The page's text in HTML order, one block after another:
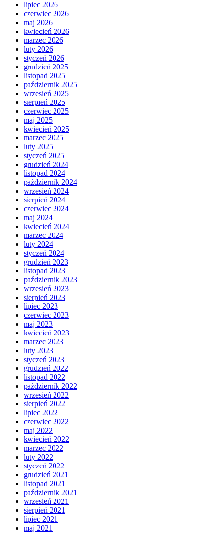
lipiec 2026
czerwiec 2026
maj 2026
kwiecień 2026
marzec 2026
luty 2026
styczeń 2026
grudzień 2025
listopad 2025
październik 2025
wrzesień 2025
sierpień 2025
czerwiec 2025
maj 2025
kwiecień 2025
marzec 2025
luty 2025
styczeń 2025
grudzień 2024
listopad 2024
październik 2024
wrzesień 2024
sierpień 2024
czerwiec 2024
maj 2024
kwiecień 2024
marzec 2024
luty 2024
styczeń 2024
grudzień 2023
listopad 2023
październik 2023
wrzesień 2023
sierpień 2023
lipiec 2023
czerwiec 2023
maj 2023
kwiecień 2023
marzec 2023
luty 2023
styczeń 2023
grudzień 2022
listopad 2022
październik 2022
wrzesień 2022
sierpień 2022
lipiec 2022
czerwiec 2022
maj 2022
kwiecień 2022
marzec 2022
luty 2022
styczeń 2022
grudzień 2021
listopad 2021
październik 2021
wrzesień 2021
sierpień 2021
lipiec 2021
maj 2021